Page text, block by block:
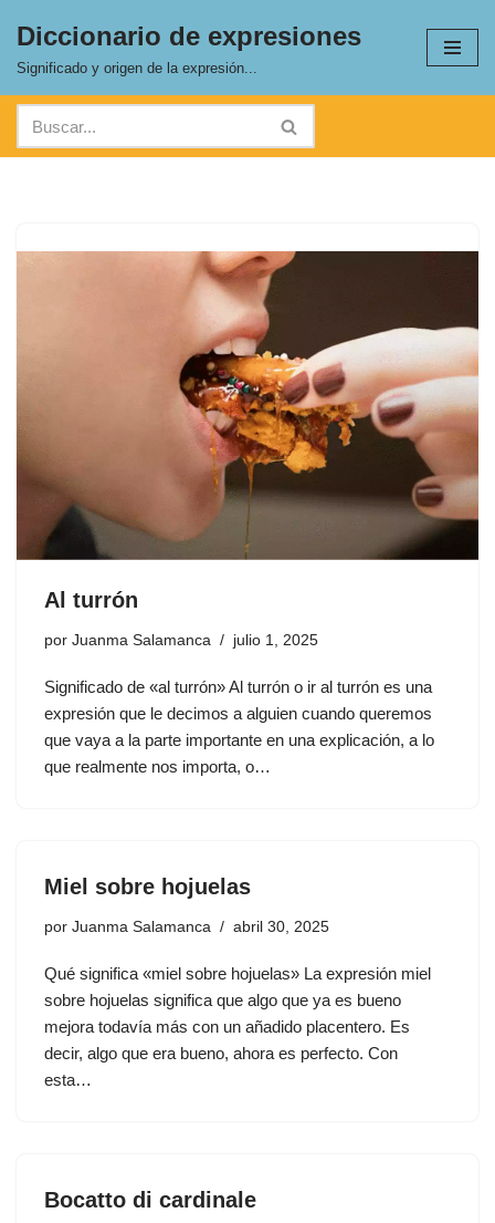
Saltar
contenido
Diccionario de expresiones
Significado y origen de la expresión...
Al turrón
por Juanma Salamanca julio 1, 2025
Significado de «al turrón» Al turrón o ir al turrón es una
expresión que le decimos a alguien cuando queremos
que vaya a la parte importante en una explicación, a lo
que realmente nos importa, o…
Miel sobre hojuelas
por Juanma Salamanca abril 30, 2025
Qué significa «miel sobre hojuelas» La expresión miel
sobre hojuelas significa que algo que ya es bueno
mejora todavía más con un añadido placentero. Es
decir, algo que era bueno, ahora es perfecto. Con
esta…
Bocatto di cardinale